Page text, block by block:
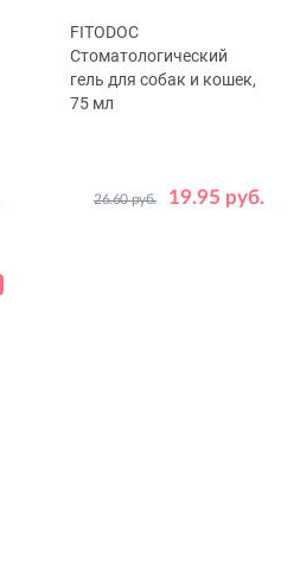
FITODOC
Стоматологический
гель для собак и кошек,
75 мл
19.95 руб.
26.60 руб.
Вес, г 75